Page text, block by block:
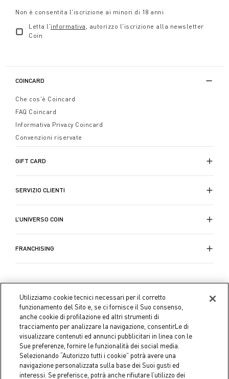
Non è consentita l'iscrizione ai minori di 18 anni
Letta l'informativa , autorizzo l'iscrizione alla newsletter
Coin
COINCARD
Che cos'è Coincard
FAQ Coincard
Informativa Privacy Coincard
Convenzioni riservate
GIFT CARD
SERVIZIO CLIENTI
L’UNIVERSO COIN
FRANCHISING
Utilizziamo cookie tecnici necessari per il corretto
funzionamento del Sito e, se ci fornisce il Suo consenso,
anche cookie di profilazione ed altri strumenti di
tracciamento per analizzare la navigazione, consentirLe di
visualizzare contenuti ed annunci pubblicitari in linea con le
Sue preferenze, fornire le funzionalità dei social media.
Selezionando “Autorizzo tutti i cookie” potrà avere una
navigazione personalizzata sulla base dei Suoi gusti ed
interessi. Se preferisce, potrà anche rifiutare l’utilizzo dei